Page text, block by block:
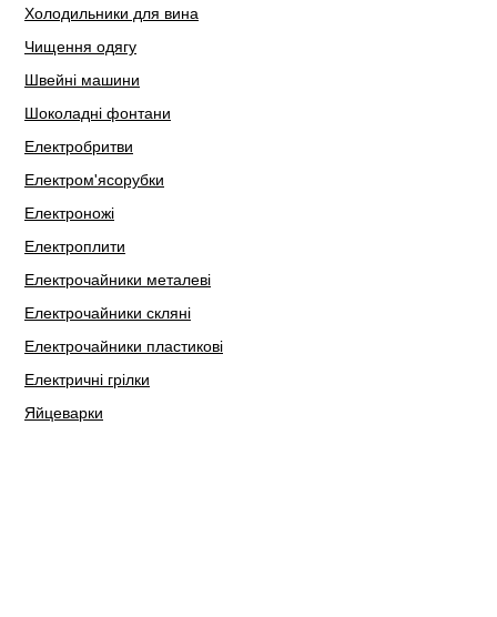
Холодильники для вина
Чищення одягу
Швейні машини
Шоколадні фонтани
Електробритви
Електром'ясорубки
Електроножі
Електроплити
Електрочайники металеві
Електрочайники скляні
Електрочайники пластикові
Електричні грілки
Яйцеварки